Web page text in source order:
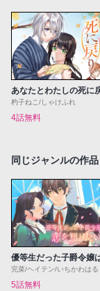
あなたとわたしの死に
杓子ねこ/しゃけふれ
4話無料
同じジャンルの作品
完菜/ヘイテン/いちかわはる
5話無料